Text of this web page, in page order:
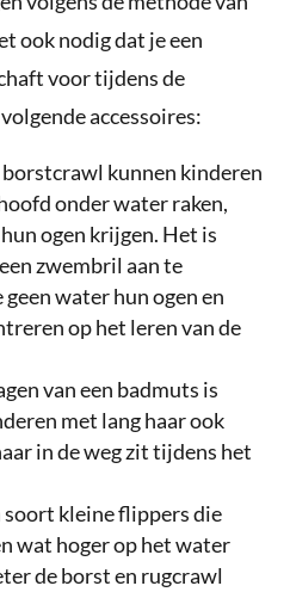
ook nodig dat je een
voor tijdens de
accessoires:
kunnen kinderen
onder water raken,
ogen krijgen. Het is
zwembril aan te
water hun ogen en
op het leren van de
van een badmuts is
met lang haar ook
in de weg zit tijdens het
kleine flippers die
wat hoger op het water
de borst en rugcrawl